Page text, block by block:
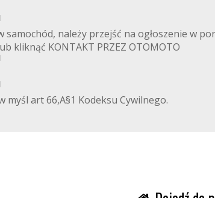
należy przejść na ogłoszenie w
kliknąć KONTAKT PRZEZ OTOMOTO
myśl art 66,A§1 Kodeksu Cywilnego.